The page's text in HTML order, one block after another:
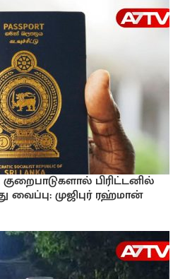
பிரிட்டனில்
வைப்பு: முஜிபுர் ரஹ்மான்